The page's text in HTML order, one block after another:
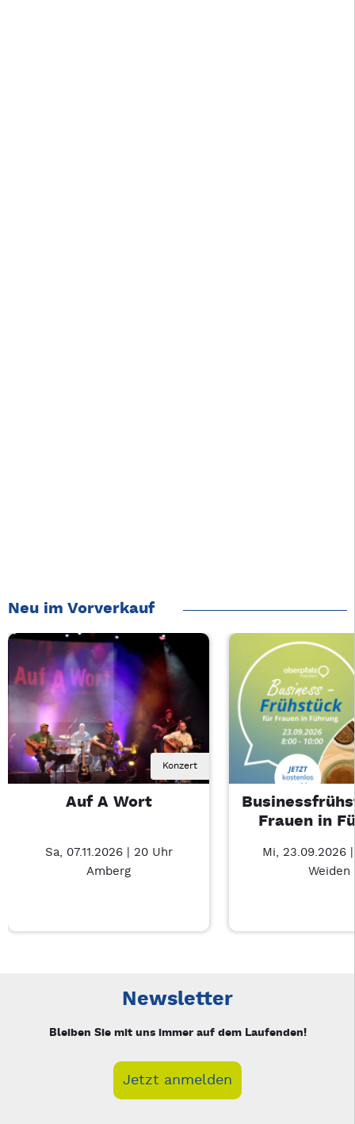
Neu im Vorverkauf
Konzert
Auf A Wort
Sa, 07.11.2026 | 20 Uhr
Amberg
Frauen in
Mi, 23.09.2026
Weiden
Newsletter
Bleiben Sie mit uns immer auf dem Laufenden!
Jetzt anmelden